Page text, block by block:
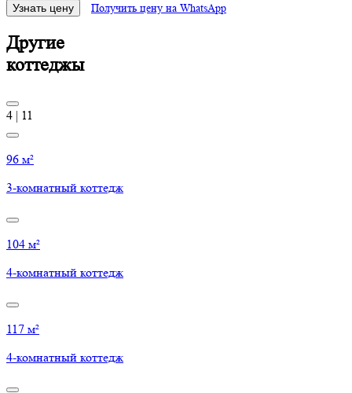
Узнать цену Получить цену на WhatsApp
Другие
коттеджы
4 | 11
96 м²
3-комнатный коттедж
104 м²
4-комнатный коттедж
117 м²
4-комнатный коттедж